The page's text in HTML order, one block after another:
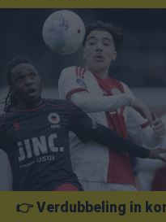
👉 Verdubbeling in